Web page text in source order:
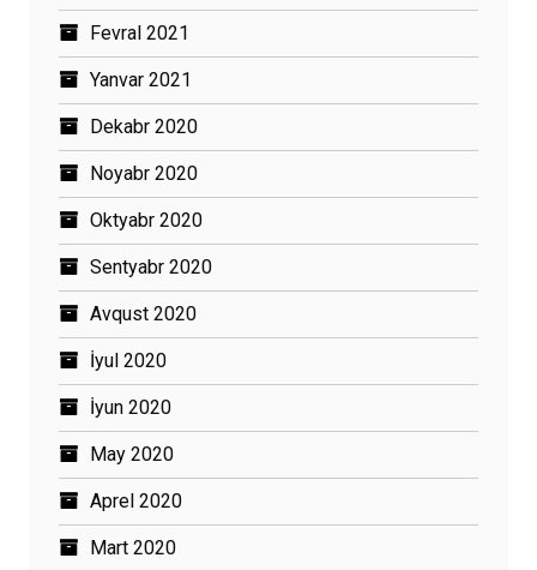
Fevral 2021
Yanvar 2021
Dekabr 2020
Noyabr 2020
Oktyabr 2020
Sentyabr 2020
Avqust 2020
İyul 2020
İyun 2020
May 2020
Aprel 2020
Mart 2020